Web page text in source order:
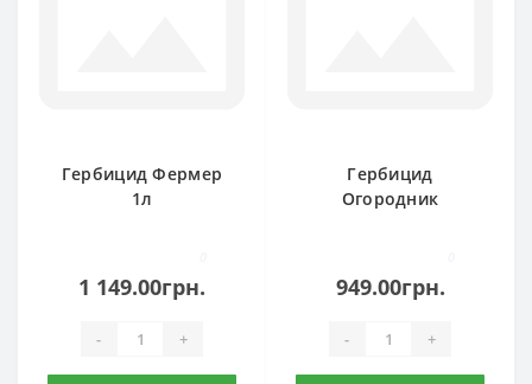
Гербицид Фермер
1л
1 149.00грн.
- +
Гербицид
Огородник
949.00грн.
- +